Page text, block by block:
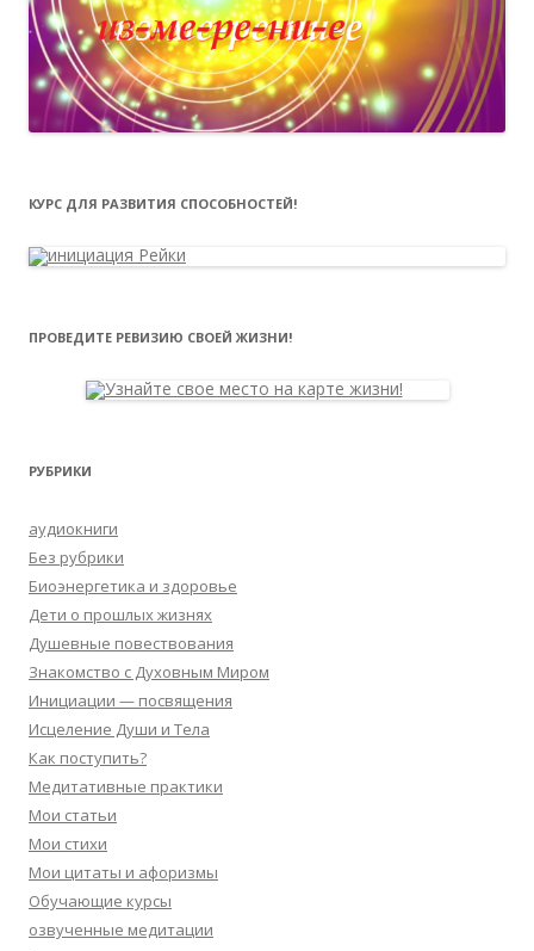
КУРС ДЛЯ РАЗВИТИЯ СПОСОБНОСТЕЙ!
ПРОВЕДИТЕ РЕВИЗИЮ СВОЕЙ ЖИЗНИ!
РУБРИКИ
аудиокниги
Без рубрики
Биоэнергетика и здоровье
Дети о прошлых жизнях
Душевные повествования
Знакомство с Духовным Миром
Инициации — посвящения
Исцеление Души и Тела
Как поступить?
Медитативные практики
Мои статьи
Мои стихи
Мои цитаты и афоризмы
Обучающие курсы
озвученные медитации